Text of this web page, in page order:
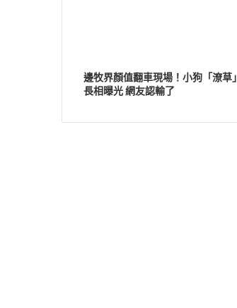
邊牧界顏值翻車現場！小狗「潦草」
長相曝光 網友認輸了